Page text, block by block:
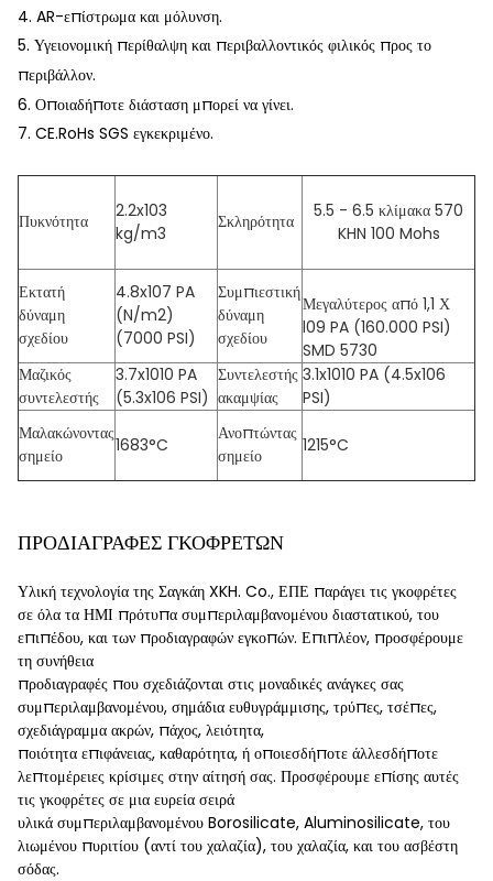
4. AR-επίστρωμα και μόλυνση.
5. Υγειονομική περίθαλψη και περιβαλλοντικός φιλικός προς το
περιβάλλον.
6. Οποιαδήποτε διάσταση μπορεί να γίνει.
7. CE.RoHs SGS εγκεκριμένο.
Πυκνότητα
2.2x103
kg/m3
Σκληρότητα
5.5 - 6.5 κλίμακα 570
KHN 100 Mohs
Εκτατή
δύναμη
σχεδίου
4.8x107 PA
(N/m2)
(7000 PSI)
Συμπιεστική
δύναμη
σχεδίου
Μεγαλύτερος από 1,1 Χ
l09 PA (160.000 PSI)
SMD 5730
Μαζικός
συντελεστής
3.7x1010 PA
(5.3x106 PSI)
Συντελεστής
ακαμψίας
3.1x1010 PA (4.5x106
PSI)
Μαλακώνοντας
σημείο
1683°C
Ανοπτώντας
σημείο
1215°C
ΠΡΟΔΙΑΓΡΑΦΕΣ ΓΚΟΦΡΕΤΩΝ
Υλική τεχνολογία της Σαγκάη XKH. Co., ΕΠΕ παράγει τις γκοφρέτες
σε όλα τα ΗΜΙ πρότυπα συμπεριλαμβανομένου διαστατικού, του
επιπέδου, και των προδιαγραφών εγκοπών. Επιπλέον, προσφέρουμε
τη συνήθεια
προδιαγραφές που σχεδιάζονται στις μοναδικές ανάγκες σας
συμπεριλαμβανομένου, σημάδια ευθυγράμμισης, τρύπες, τσέπες,
σχεδιάγραμμα ακρών, πάχος, λειότητα,
ποιότητα επιφάνειας, καθαρότητα, ή οποιεσδήποτε άλλεσδήποτε
λεπτομέρειες κρίσιμες στην αίτησή σας. Προσφέρουμε επίσης αυτές
τις γκοφρέτες σε μια ευρεία σειρά
υλικά συμπεριλαμβανομένου Borosilicate, Aluminosilicate, του
λιωμένου πυριτίου (αντί του χαλαζία), του χαλαζία, και του ασβέστη
σόδας.